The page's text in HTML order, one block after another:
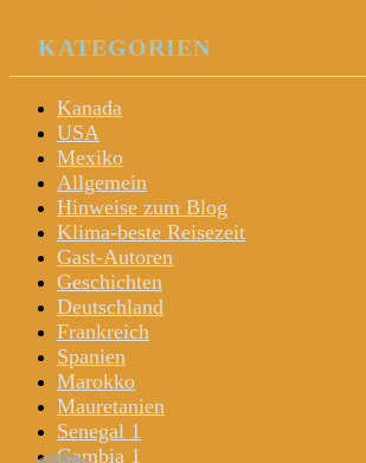
KATEGORIEN
Kanada
USA
Mexiko
Allgemein
Hinweise zum Blog
Klima-beste Reisezeit
Gast-Autoren
Geschichten
Deutschland
Frankreich
Spanien
Marokko
Mauretanien
Senegal 1
Gambia 1